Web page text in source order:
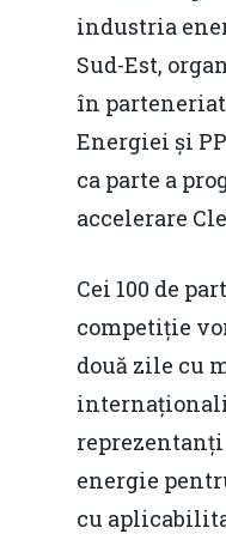
industria
Sud-Est,
în
Energiei și
ca parte a
accelerare
Cei 100 de
competiție
două zile cu
energie
cu